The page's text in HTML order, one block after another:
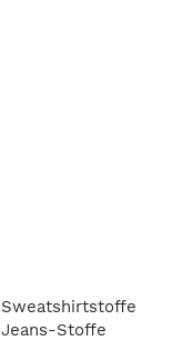
Sweatshirtstoffe
Jeans-Stoffe